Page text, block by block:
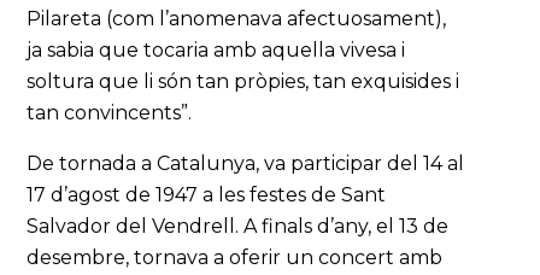
Pilareta (com l’anomenava afectuosament),
ja sabia que tocaria amb aquella vivesa i
soltura que li són tan pròpies, tan exquisides i
tan convincents”.
De tornada a Catalunya, va participar del 14 al
17 d’agost de 1947 a les festes de Sant
Salvador del Vendrell. A finals d’any, el 13 de
desembre, tornava a oferir un concert amb